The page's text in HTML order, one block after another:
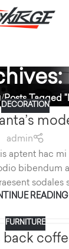
/Posts Tagged
DECORATION
admin
aptent hac
bibendum
sodales
READING
FURNITURE
back